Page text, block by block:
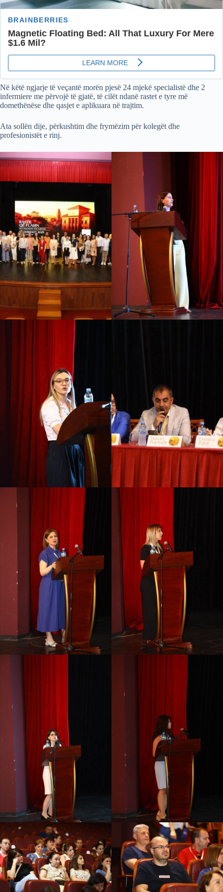
Në këtë ngjarje të veçantë morën pjesë 24 mjekë specialistë dhe 2
infermiere me përvojë të gjatë, të cilët ndanë rastet e tyre më
domethënëse dhe qasjet e aplikuara në trajtim.
Ata sollën dije, përkushtim dhe frymëzim për kolegët dhe
profesionistët e rinj.